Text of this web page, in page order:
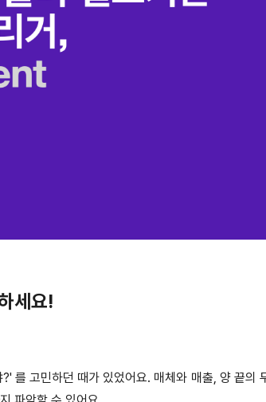
세요!
를 고민하던 때가 있었어요. 매체와 매출, 양 끝의